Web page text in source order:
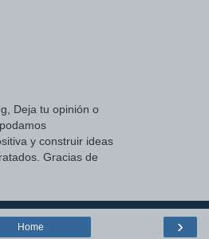
Deja tu opinión o
y construir ideas
Gracias de
›
Home